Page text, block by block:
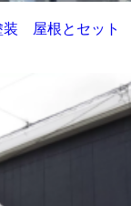
装 屋根とセット